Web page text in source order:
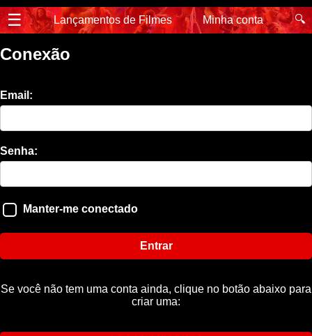
☰ Lançamentos de Filmes Minha conta 🔍
Conexão
Email:
Senha:
Manter-me conectado
Entrar
Se você não tem uma conta ainda, clique no botão abaixo para
criar uma: